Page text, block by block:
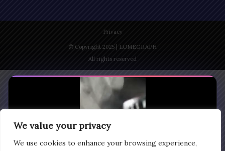
We value your privacy
We use cookies to enhance your browsing experience,
Privacy
© Copyright 2025 | LOMEGRAPH
All rights reserved